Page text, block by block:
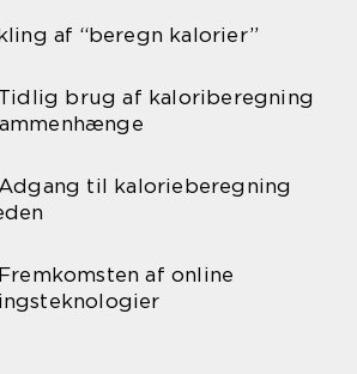
af “beregn kalorier”
brug af kaloriberegning
til kalorieberegning
af online